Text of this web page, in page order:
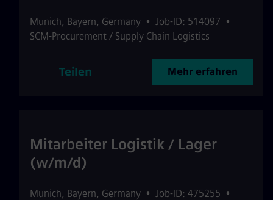
Munich, Bayern, Germany • Job-ID: 514097 •
SCM-Procurement / Supply Chain Logistics
Teilen Mehr erfahren
Mitarbeiter Logistik / Lager
(w/m/d)
Munich, Bayern, Germany • Job-ID: 475255 •